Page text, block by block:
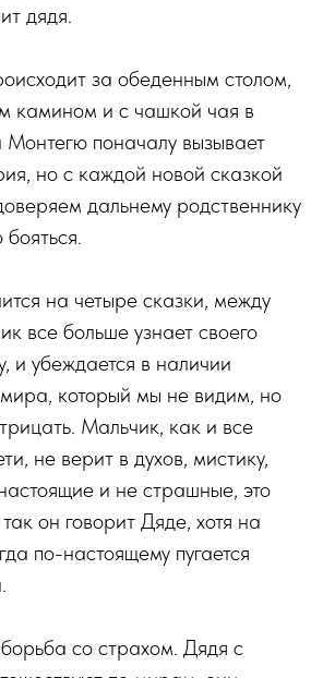
дядя.
за обеденным столом,
камином и с чашкой чая в
поначалу вызывает
но с каждой новой сказкой
дальнему родственнику
на четыре сказки, между
все больше узнает своего
и убеждается в наличии
мира, который мы не видим, но
Мальчик, как и все
не верит в духов, мистику,
и не страшные, это
он говорит Дяде, хотя на
по-настоящему пугается
со страхом. Дядя с